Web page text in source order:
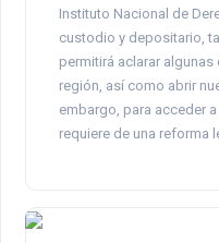
Instituto Nacional de
custodio y depositario,
permitirá aclarar algunas
región, así como abrir
embargo, para acceder
requiere de una reforma